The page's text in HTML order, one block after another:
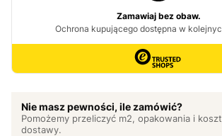
Nie masz pewności, ile zamówić?
Pomożemy przeliczyć m2, opakowania i koszt
dostawy.